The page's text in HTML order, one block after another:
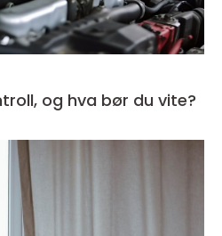
og hva bør du vite?